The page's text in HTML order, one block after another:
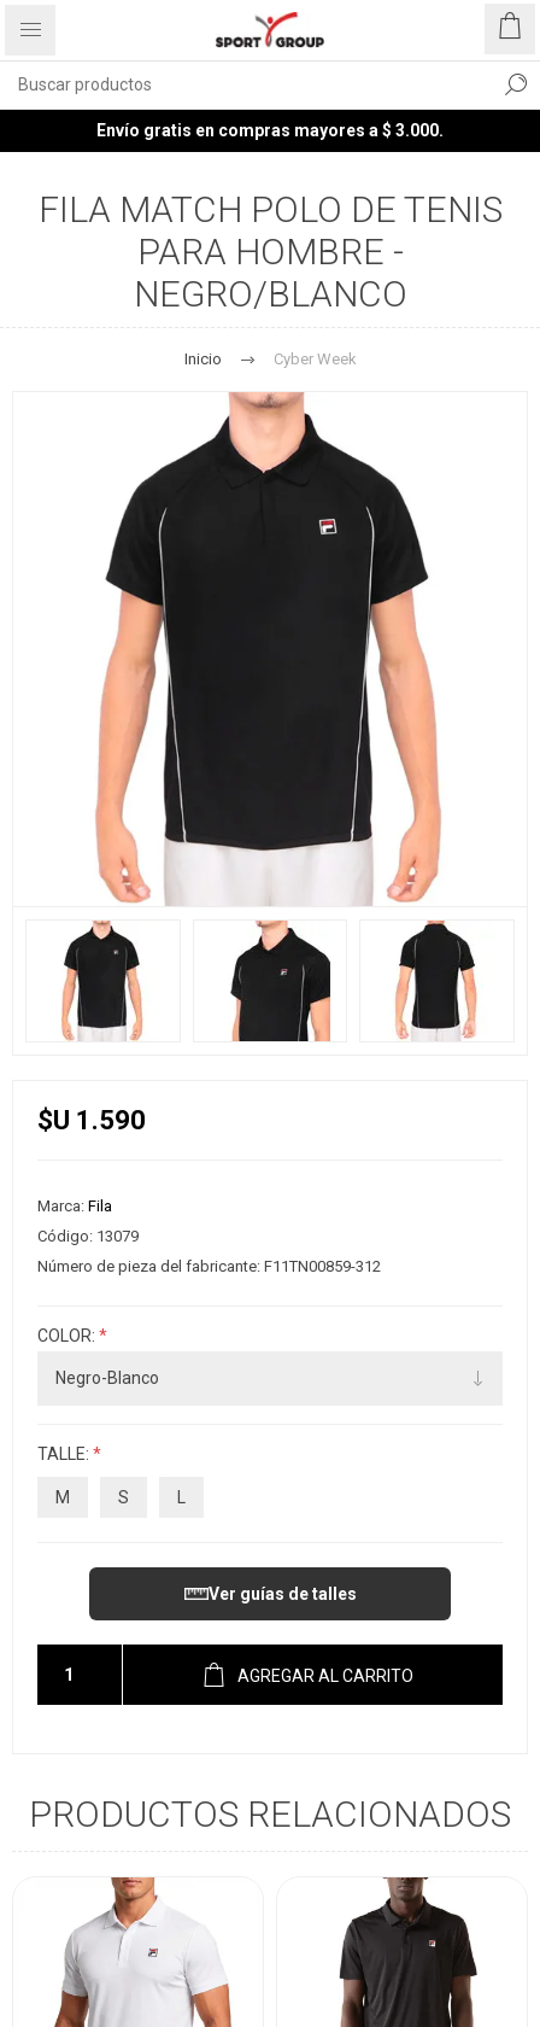
Envío gratis en compras mayores a $ 3.000.
FILA MATCH POLO DE TENIS
PARA HOMBRE -
NEGRO/BLANCO
Inicio Cyber Week
$U 1.590
Marca: Fila
Código: 13079
Número de pieza del fabricante: F11TN00859-312
COLOR: *
TALLE: *
M S L
Ver guías de talles
AGREGAR AL CARRITO
PRODUCTOS RELACIONADOS